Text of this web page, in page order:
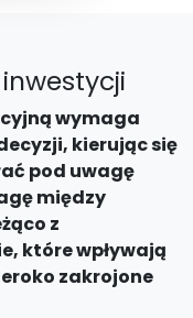
wymaga
kierując się
pod uwagę
między
z
które wpływają
zakrojone